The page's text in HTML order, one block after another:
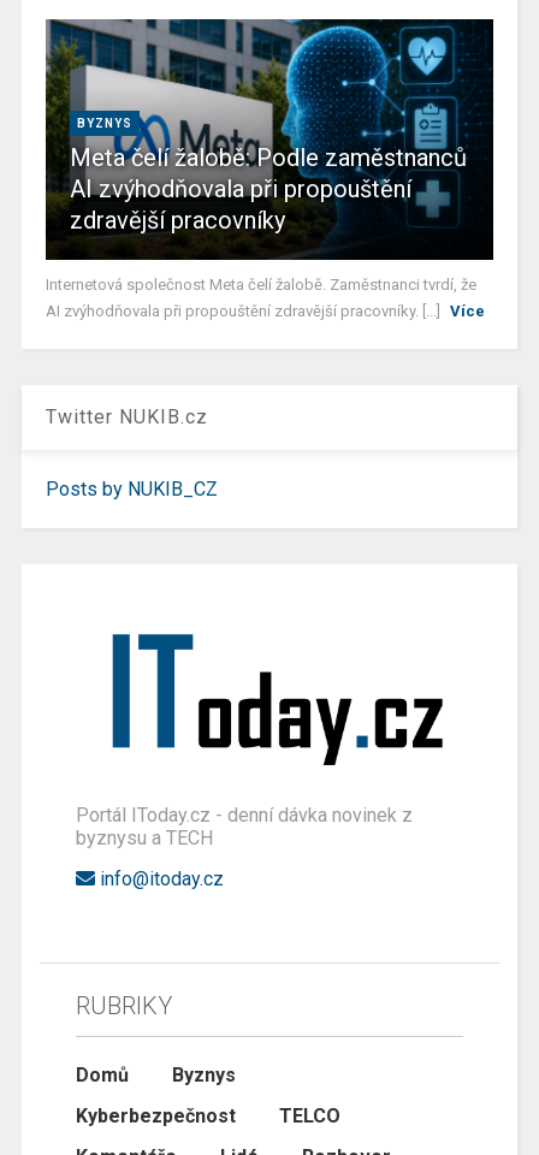
BYZNYS
Meta čelí žalobě: Podle zaměstnanců
AI zvýhodňovala při propouštění
zdravější pracovníky
Internetová společnost Meta čelí žalobě. Zaměstnanci tvrdí, že
AI zvýhodňovala při propouštění zdravější pracovníky. [...]
Více
Twitter NUKIB.cz
Posts by NUKIB_CZ
Portál IToday.cz - denní dávka novinek z
byznysu a TECH
info@itoday.cz
RUBRIKY
Domů
Byznys
Kyberbezpečnost
TELCO